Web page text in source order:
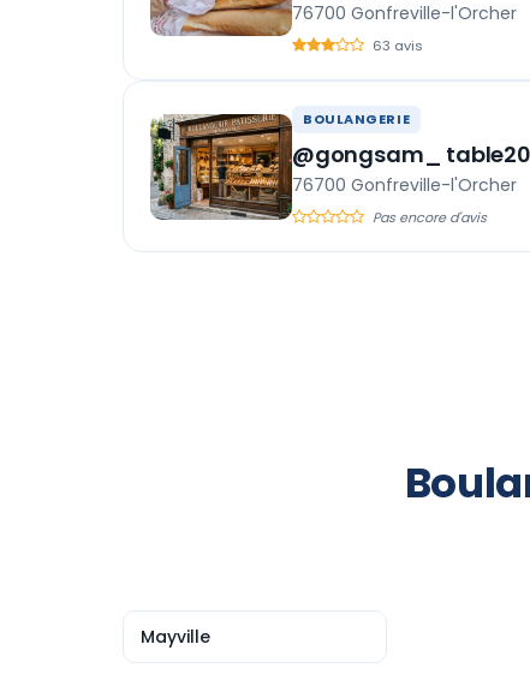
76700 Gonfreville-l'Orcher
63 avis
BOULANGERIE
@gongsam_
76700 Gonfreville-l'Orcher
Pas encore d'avis
Mayville